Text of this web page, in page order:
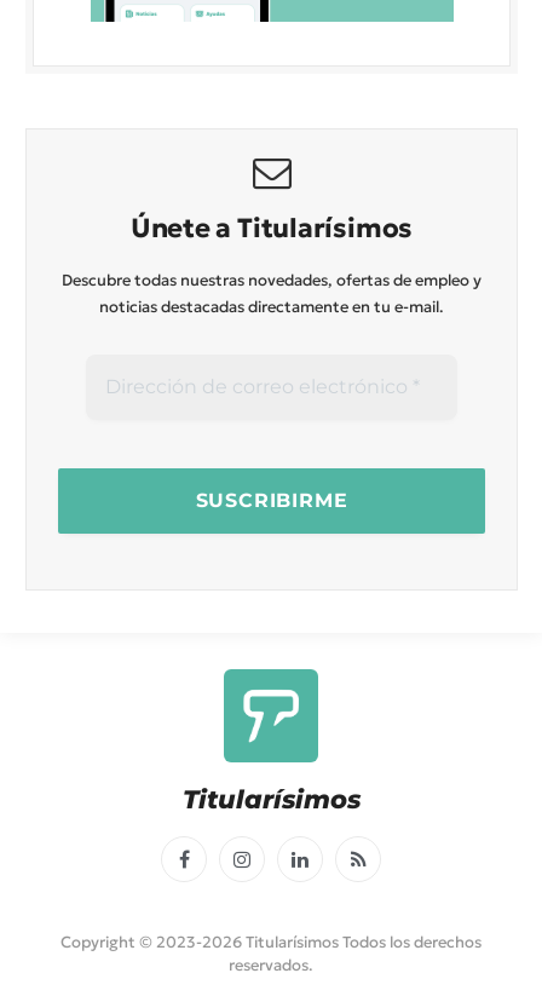
Únete a Titularísimos
Descubre todas nuestras novedades, ofertas de empleo y
noticias destacadas directamente en tu e-mail.
Titularísimos
FacebookInstagramLinkedInRSS
Copyright © 2023-2026 Titularísimos Todos los derechos
reservados.